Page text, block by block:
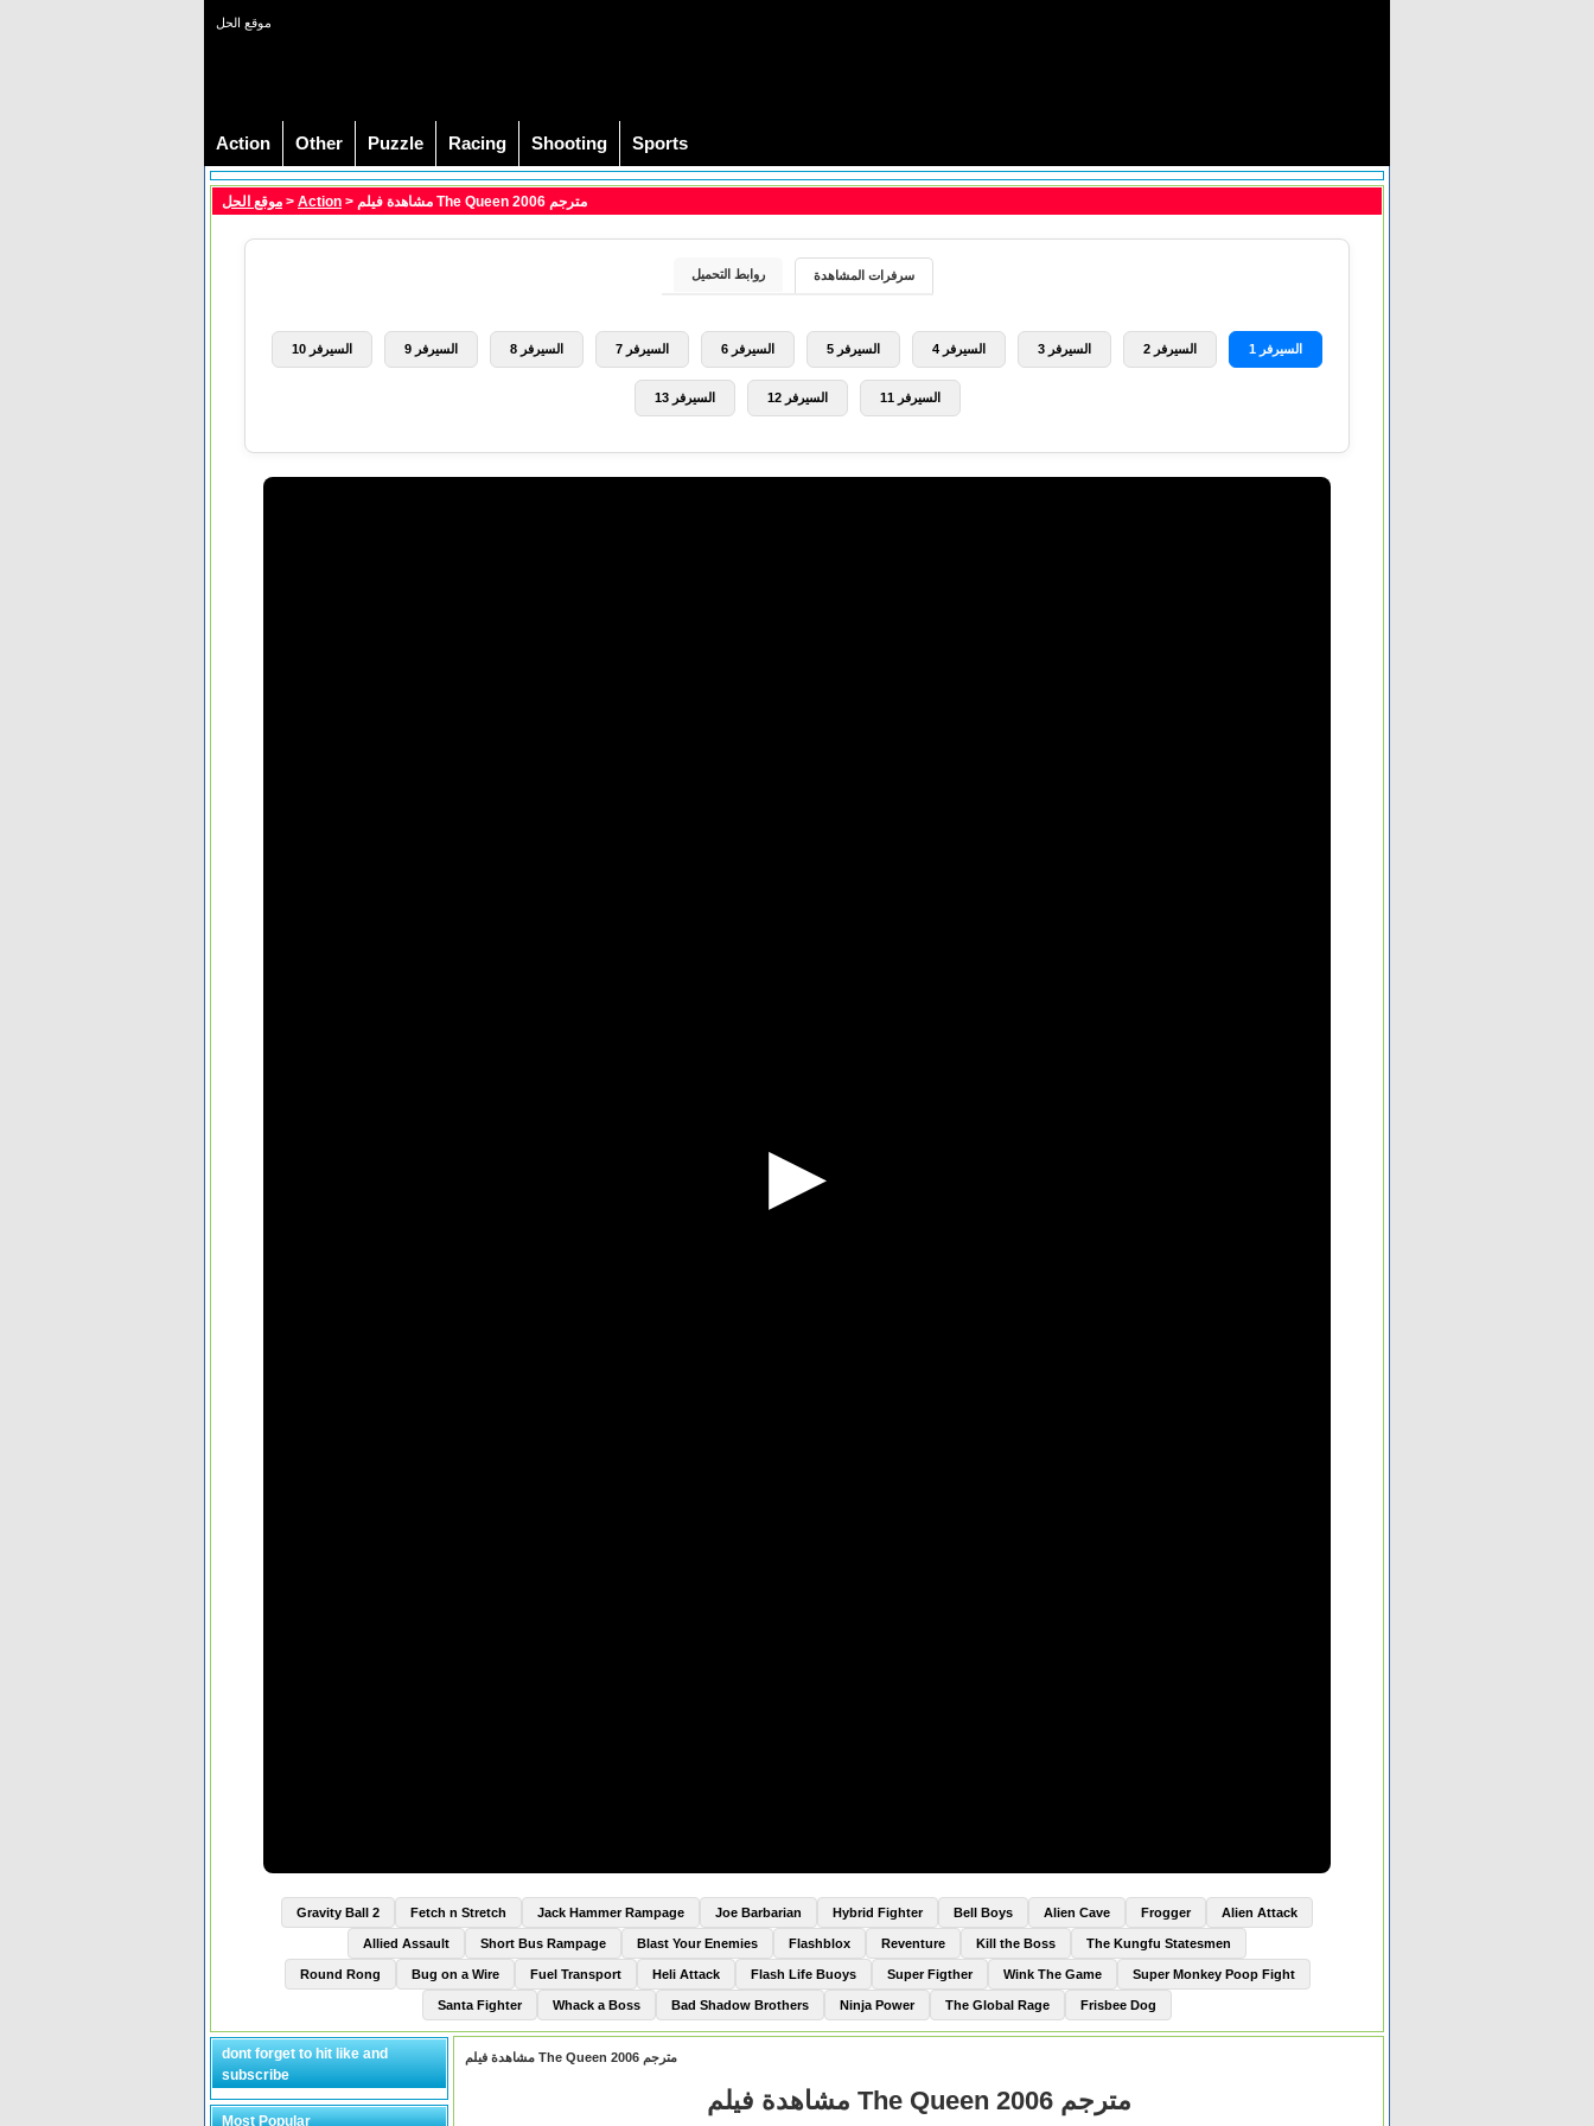
موقع الحل
Action Other Puzzle Racing Shooting Sports
موقع الحل > Action > مشاهدة فيلم The Queen 2006 مترجم
سرفرات المشاهدة روابط التحميل
السيرفر 1 السيرفر 2 السيرفر 3 السيرفر 4 السيرفر 5 السيرفر 6 السيرفر 7 السيرفر 8 السيرفر 9 السيرفر 10
السيرفر 11 السيرفر 12 السيرفر 13
Alien Attack
Frogger
Alien Cave
Bell Boys
Hybrid Fighter
Joe Barbarian
Jack Hammer Rampage
Fetch n Stretch
Gravity Ball 2
The Kungfu Statesmen
Kill the Boss
Reventure
Flashblox
Blast Your Enemies
Short Bus Rampage
Allied Assault
Super Monkey Poop Fight
Wink The Game
Super Figther
Flash Life Buoys
Heli Attack
Fuel Transport
Bug on a Wire
Round Rong
Frisbee Dog
The Global Rage
Ninja Power
Bad Shadow Brothers
Whack a Boss
Santa Fighter
مشاهدة فيلم The Queen 2006 مترجم
مشاهدة فيلم The Queen 2006 مترجم
dont forget to hit like and
subscribe
Most Popular